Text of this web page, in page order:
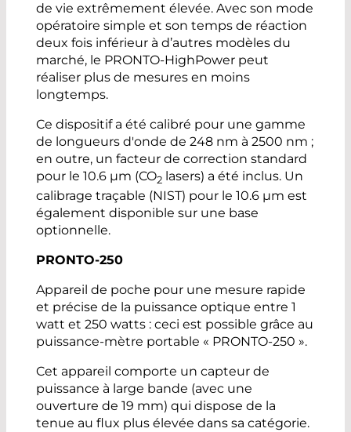
de vie extrêmement élevée. Avec son mode
opératoire simple et son temps de réaction
deux fois inférieur à d’autres modèles du
marché, le PRONTO-HighPower peut
réaliser plus de mesures en moins
longtemps.
Ce dispositif a été calibré pour une gamme
de longueurs d'onde de 248 nm à 2500 nm ;
en outre, un facteur de correction standard
pour le 10.6 µm (CO2 lasers) a été inclus. Un
calibrage traçable (NIST) pour le 10.6 µm est
également disponible sur une base
optionnelle.
PRONTO-250
Appareil de poche pour une mesure rapide
et précise de la puissance optique entre 1
watt et 250 watts : ceci est possible grâce au
puissance-mètre portable « PRONTO-250 ».
Cet appareil comporte un capteur de
puissance à large bande (avec une
ouverture de 19 mm) qui dispose de la
tenue au flux plus élevée dans sa catégorie.